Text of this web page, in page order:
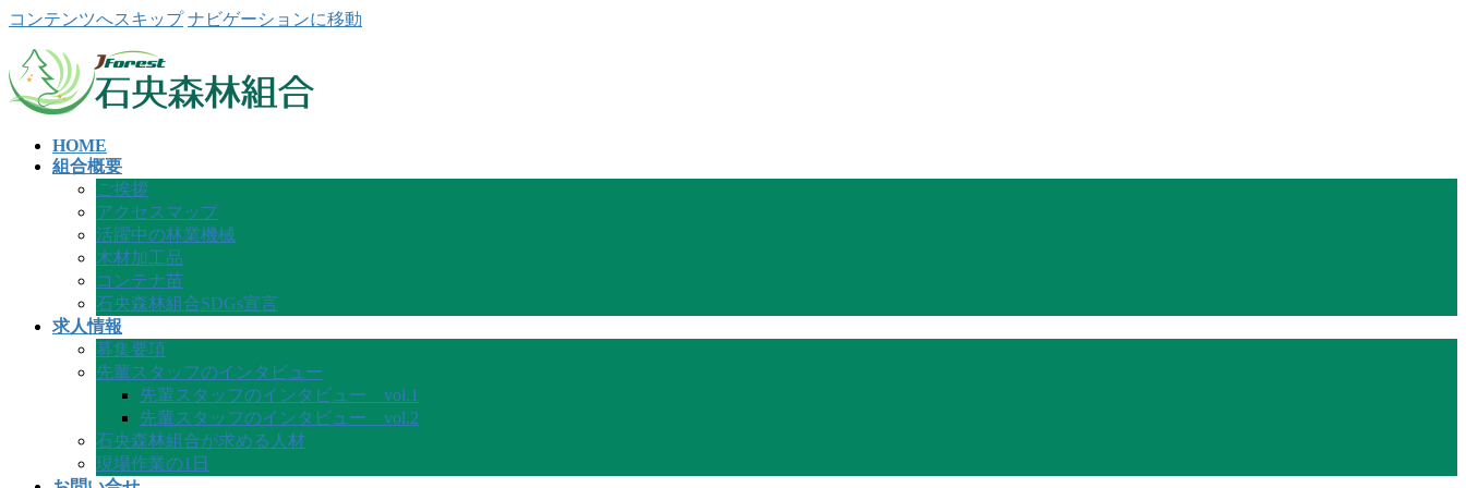
コンテンツへスキップ ナビゲーションに移動
HOME
組合概要
ご挨拶
アクセスマップ
活躍中の林業機械
木材加工品
コンテナ苗
石央森林組合SDGs宣言
求人情報
募集要項
先輩スタッフのインタビュー
先輩スタッフのインタビュー vol.1
先輩スタッフのインタビュー vol.2
石央森林組合が求める人材
現場作業の1日